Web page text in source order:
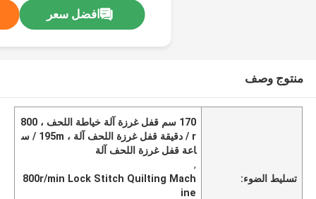
افضل سعر
منتوج وصف
تسليط الضوء:
170 سم قفل غرزة آلة خياطة اللحف ، 800
r / دقيقة قفل غرزة اللحف آلة ، 195m / س
اعة قفل غرزة اللحف آلة
,
800r/min Lock Stitch Quilting Mach
ine